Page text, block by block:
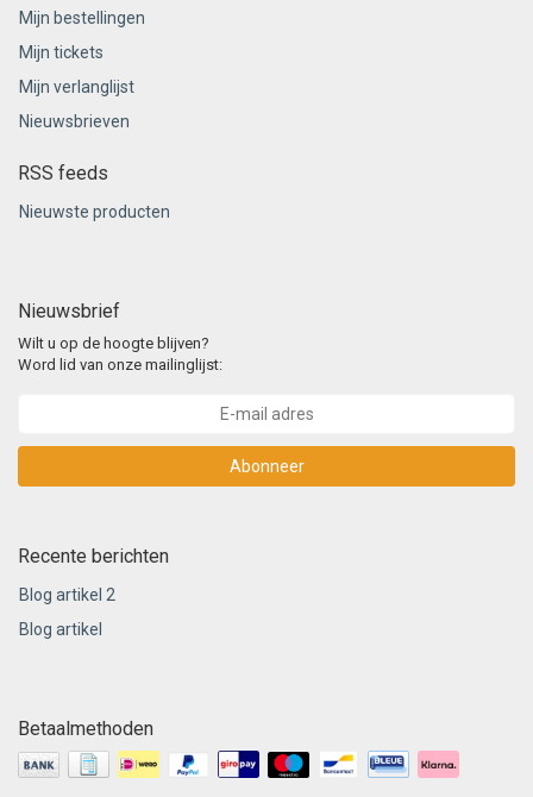
Mijn bestellingen
Mijn tickets
Mijn verlanglijst
Nieuwsbrieven
RSS feeds
Nieuwste producten
Nieuwsbrief
Wilt u op de hoogte blijven?
Word lid van onze mailinglijst:
Abonneer
Recente berichten
Blog artikel 2
Blog artikel
Betaalmethoden